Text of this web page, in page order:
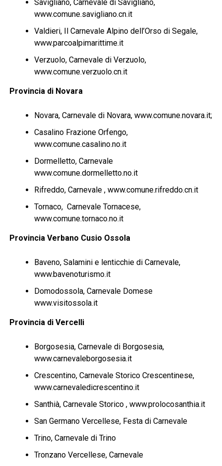
Savigliano, Carnevale di Savigliano,
www.comune.savigliano.cn.it
Valdieri, Il Carnevale Alpino dell’Orso di Segale,
www.parcoalpimarittime.it
Verzuolo, Carnevale di Verzuolo,
www.comune.verzuolo.cn.it
Provincia di Novara
Novara, Carnevale di Novara, www.comune.novara.it;
Casalino Frazione Orfengo,
www.comune.casalino.no.it
Dormelletto, Carnevale
www.comune.dormelletto.no.it
Rifreddo, Carnevale , www.comune.rifreddo.cn.it
Tornaco, Carnevale Tornacese,
www.comune.tornaco.no.it
Provincia Verbano Cusio Ossola
Baveno, Salamini e lenticchie di Carnevale,
www.bavenoturismo.it
Domodossola, Carnevale Domese
www.visitossola.it
Provincia di Vercelli
Borgosesia, Carnevale di Borgosesia,
www.carnevaleborgosesia.it
Crescentino, Carnevale Storico Crescentinese,
www.carnevaledicrescentino.it
Santhià, Carnevale Storico , www.prolocosanthia.it
San Germano Vercellese, Festa di Carnevale
Trino, Carnevale di Trino
Tronzano Vercellese, Carnevale